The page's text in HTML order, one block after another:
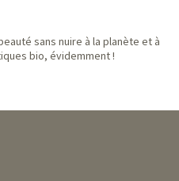
sans nuire à la planète et à
bio, évidemment !